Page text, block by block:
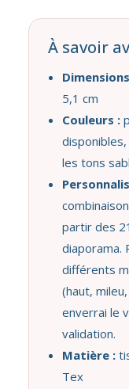
À savoir
5,1 cm
Couleurs :
les tons
partir des
diaporama.
différents
(haut,
enverrai le
validation.
Matière :
Tex